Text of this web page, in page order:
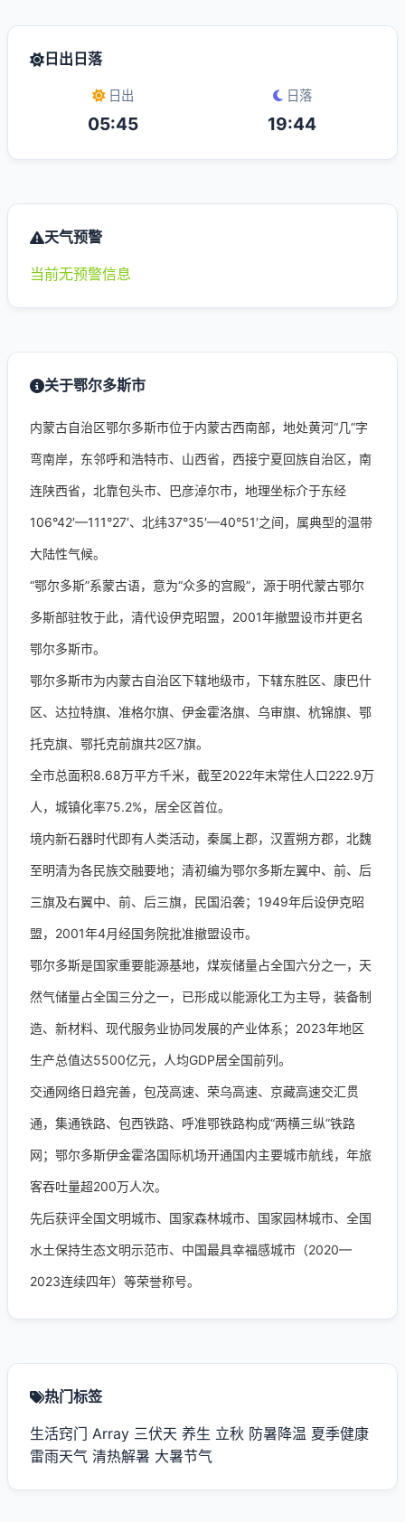
日出日落
日出
05:45
日落
19:44
天气预警
当前无预警信息
关于鄂尔多斯市
内蒙古自治区鄂尔多斯市位于内蒙古西南部，地处黄河“几”字
弯南岸，东邻呼和浩特市、山西省，西接宁夏回族自治区，南
连陕西省，北靠包头市、巴彦淖尔市，地理坐标介于东经
106°42′—111°27′、北纬37°35′—40°51′之间，属典型的温带
大陆性气候。
“鄂尔多斯”系蒙古语，意为“众多的宫殿”，源于明代蒙古鄂尔
多斯部驻牧于此，清代设伊克昭盟，2001年撤盟设市并更名
鄂尔多斯市。
鄂尔多斯市为内蒙古自治区下辖地级市，下辖东胜区、康巴什
区、达拉特旗、准格尔旗、伊金霍洛旗、乌审旗、杭锦旗、鄂
托克旗、鄂托克前旗共2区7旗。
全市总面积8.68万平方千米，截至2022年末常住人口222.9万
人，城镇化率75.2%，居全区首位。
境内新石器时代即有人类活动，秦属上郡，汉置朔方郡，北魏
至明清为各民族交融要地；清初编为鄂尔多斯左翼中、前、后
三旗及右翼中、前、后三旗，民国沿袭；1949年后设伊克昭
盟，2001年4月经国务院批准撤盟设市。
鄂尔多斯是国家重要能源基地，煤炭储量占全国六分之一，天
然气储量占全国三分之一，已形成以能源化工为主导，装备制
造、新材料、现代服务业协同发展的产业体系；2023年地区
生产总值达5500亿元，人均GDP居全国前列。
交通网络日趋完善，包茂高速、荣乌高速、京藏高速交汇贯
通，集通铁路、包西铁路、呼准鄂铁路构成“两横三纵”铁路
网；鄂尔多斯伊金霍洛国际机场开通国内主要城市航线，年旅
客吞吐量超200万人次。
先后获评全国文明城市、国家森林城市、国家园林城市、全国
水土保持生态文明示范市、中国最具幸福感城市（2020—
2023连续四年）等荣誉称号。
热门标签
生活窍门 Array 三伏天 养生 立秋 防暑降温 夏季健康
雷雨天气 清热解暑 大暑节气